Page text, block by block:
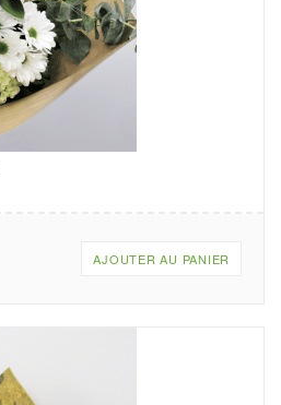
AJOUTER AU PANIER